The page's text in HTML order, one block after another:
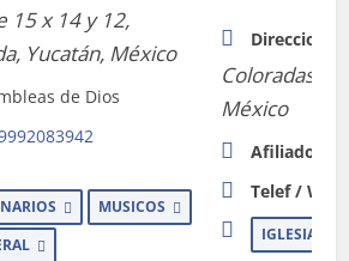
15 x 14 y 12,
Yucatán, México
de Dios
MUSICOS
Direccion:
Coloradas
México
Afiliado a:
Telef /
IGLESIAS